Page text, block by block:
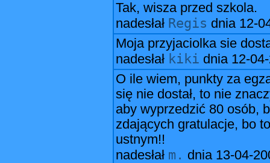
Tak, wisza przed szkola.
nadesłał Regis dnia 12-
Moja przyjaciolka sie
nadesłał kiki dnia 12-
O ile wiem, punkty za
się nie dostał, to nie
aby wyprzedzić 80 osób,
zdających gratulacje, bo
ustnym!!
nadesłał m. dnia 13-04-